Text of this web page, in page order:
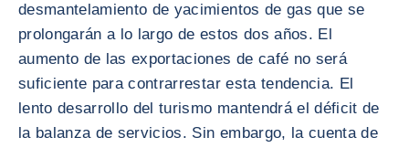
desmantelamiento de yacimientos de gas que se
prolongarán a lo largo de estos dos años. El
aumento de las exportaciones de café no será
suficiente para contrarrestar esta tendencia. El
lento desarrollo del turismo mantendrá el déficit de
la balanza de servicios. Sin embargo, la cuenta de